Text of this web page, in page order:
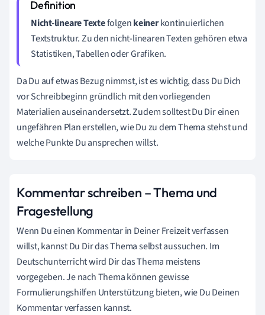
Nicht-lineare Textefolgenkeinerkontinuierlichen
Textstruktur. Zu den nicht-linearen Texten gehören etwa
Statistiken, Tabellen oder Grafiken.
Da Du auf etwas Bezug nimmst, ist es wichtig, dass Du Dich
vor Schreibbeginn gründlich mit den vorliegenden
Materialien auseinandersetzt. Zudem solltest Du Dir einen
ungefähren Plan erstellen, wie Du zu dem Thema stehst und
welche Punkte Du ansprechen willst.
Kommentar schreiben – Thema und
Fragestellung
Wenn Du einen Kommentar in Deiner Freizeit verfassen
willst, kannst Du Dir das Thema selbst aussuchen. Im
Deutschunterricht wird Dir das Thema meistens
vorgegeben. Je nach Thema können gewisse
Formulierungshilfen Unterstützung bieten, wie Du Deinen
Kommentar verfassen kannst.